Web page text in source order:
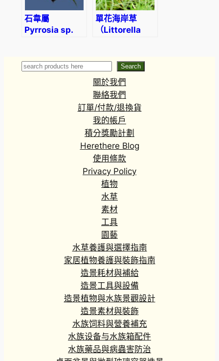
石韋屬
Pyrrosia sp.
單花海岸草
（Littorella
Search Search
關於我們
聯絡我們
訂單/付款/退換貨
我的帳戶
積分獎勵計劃
Herethere Blog
使用條款
Privacy Policy
植物
水草
素材
工具
園藝
水草養護與選擇指南
家居植物養護與裝飾指南
造景耗材與補給
造景工具與設備
造景植物與水族景觀設計
造景素材與裝飾
水族饲料與營養補充
水族设备与水族箱配件
水族藥品與病蟲害防治